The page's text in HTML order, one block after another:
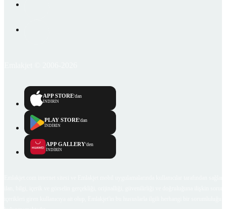
APP STORE'dan
İNDİRİN
PLAY STORE'dan
İNDİRİN
APP GALLERY'den
İNDİRİN